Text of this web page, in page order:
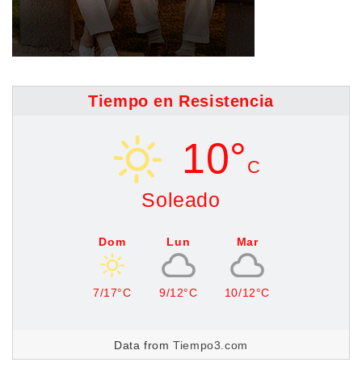
Tiempo en Resistencia
10° C
Soleado
Dom
7/17°C
Lun
9/12°C
Mar
10/12°C
Data fromTiempo3.com